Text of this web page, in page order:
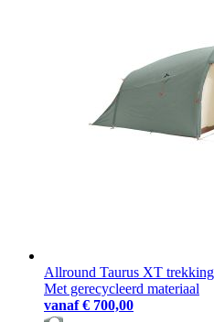
Allround Taurus XT
Met gerecycleerd materiaal
vanaf € 700,00